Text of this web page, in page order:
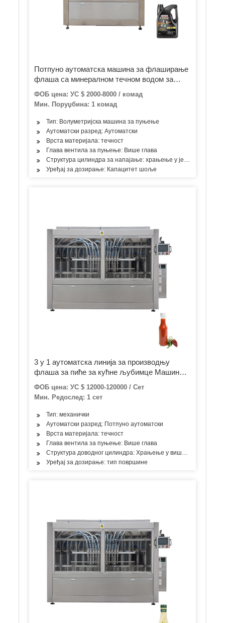
Потпуно аутоматска машина за флаширање
флаша са минералном течном водом за
ФОБ цена: УС $ 2000-8000 / комад
Мин. Поруџбина: 1 комад
Тип: Волуметријска машина за пуњење
Аутоматски разред: Аутоматски
Врста материјала: течност
Глава вентила за пуњење: Више глава
Структура цилиндра за напајање: храњење у једној соби
Уређај за дозирање: Капацитет шоље
3 у 1 аутоматска линија за производњу
флаша за пиће за кућне љубимце Машина
за прање напитака Машина за затварање
поклопаца Машина за пуњење и затварање
минералне чисте воде
ФОБ цена: УС $ 12000-120000 / Сет
Мин. Редослед: 1 сет
Тип: механички
Аутоматски разред: Потпуно аутоматски
Врста материјала: течност
Глава вентила за пуњење: Више глава
Структура доводног цилиндра: Храњење у више просторија
Уређај за дозирање: тип површине